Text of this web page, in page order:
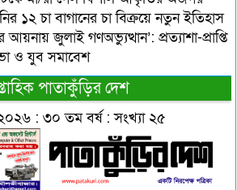
১২ চা বাগানের চা বিক্রয়ে নতুন ইতিহাস
আয়নায় জুলাই গণঅভ্যুত্থান’: প্রত্যাশা-প্রাপ্তি
ও যুব সমাবেশ
পাতাকুঁড়ির দেশ
: ৩০ তম বর্ষ : সংখ্যা ২৫